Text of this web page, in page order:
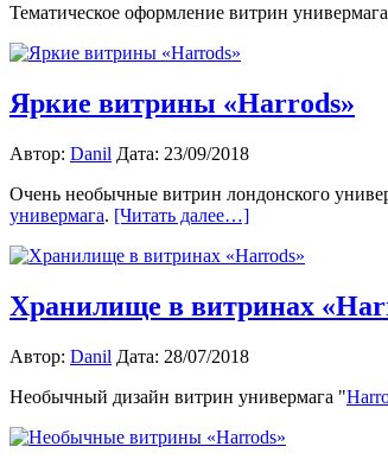
Тематическое оформление витрин
Яркие витрины «Harrods»
Автор: Danil Дата: 23/09/2018
Очень необычные витрин лондонского
универмага. [Читать далее…]
Хранилище в витринах
Автор: Danil Дата: 28/07/2018
Необычный дизайн витрин универмага "